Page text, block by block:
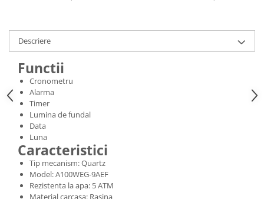
Descriere
Functii
Cronometru
Alarma
Timer
Lumina de fundal
Data
Luna
Caracteristici
Tip mecanism: Quartz
Model: A100WEG-9AEF
Rezistenta la apa: 5 ATM
Material carcasa: Rasina